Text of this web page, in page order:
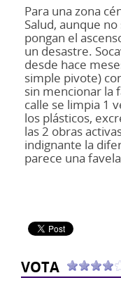
Para una zona
Salud, aunque
pongan el
un desastre.
desde hace
simple pivote)
sin mencionar la
calle se limpia 1
los plásticos,
las 2 obras
indignante la
parece una
VOTA